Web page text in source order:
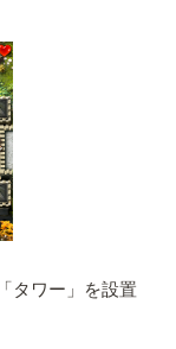
タワー」を設置